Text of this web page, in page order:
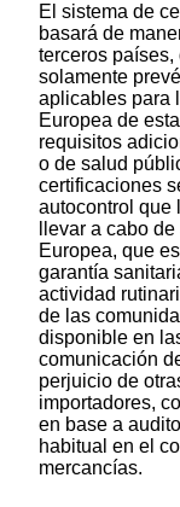
El sistema de
basará de
terceros
solamente
aplicables para
Europea de
requisitos
o de salud
certificaciones
autocontrol que
llevar a cabo
Europea, que
garantía
actividad
de las
disponible en
comunicación
perjuicio de
importadores,
en base a
habitual en el
mercancías.